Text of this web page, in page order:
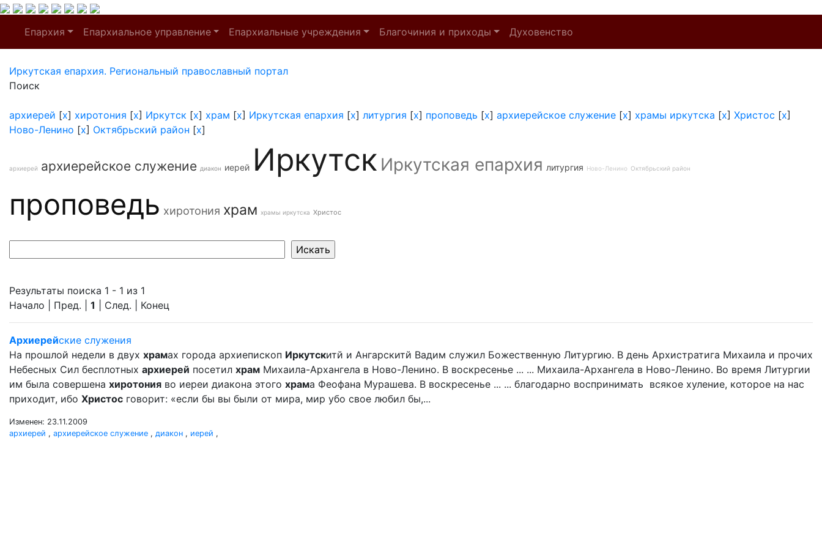
Епархия Епархиальное управление Епархиальные учреждения Благочиния и приходы Духовенство
Иркутская епархия. Региональный православный портал
Поиск
архиерей [x] хиротония [x] Иркутск [x] храм [x] Иркутская епархия [x] литургия [x] проповедь [x] архиерейское служение [x] храмы иркутска [x] Христос [x]
Ново-Ленино [x] Октябрьский район [x]
архиерей архиерейское служение диакон иерей Иркутск Иркутская епархия литургия Ново-Ленино Октябрьский район
проповедь хиротония храм храмы иркутска Христос
Результаты поиска 1 - 1 из 1
Начало | Пред. | 1 | След. | Конец
Архиерейские служения
На прошлой недели в двух храмах города архиепископ Иркутскитй и Ангарскитй Вадим служил Божественную Литургию. В день Архистратига Михаила и прочих
Небесных Сил бесплотных архиерей посетил храм Михаила-Архангела в Ново-Ленино. В воскресенье ... ... Михаила-Архангела в Ново-Ленино. Во время Литургии
им была совершена хиротония во иереи диакона этого храма Феофана Мурашева. В воскресенье ... ... благодарно воспринимать всякое хуление, которое на нас
приходит, ибо Христос говорит: «если бы вы были от мира, мир убо свое любил бы,...
Изменен: 23.11.2009
архиерей , архиерейское служение , диакон , иерей ,